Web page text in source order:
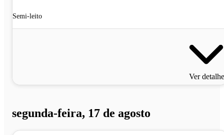
Semi-leito
Ver
segunda-feira, 17 de agosto